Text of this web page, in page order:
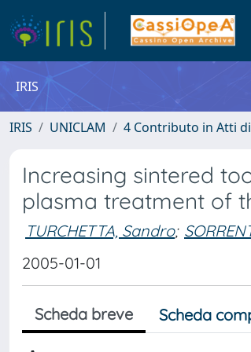
IRIS
IRIS UNICLAM 4 Contributo in Atti
Increasing sintered
plasma treatment of
TURCHETTA, Sandro;
2005-01-01
Scheda breve Scheda